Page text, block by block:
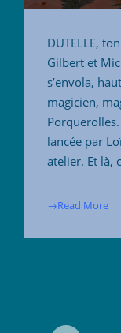
DUTELLE,
Gilbert et
s’envola,
magicien,
lancée par
atelier. Et là,
→Read More